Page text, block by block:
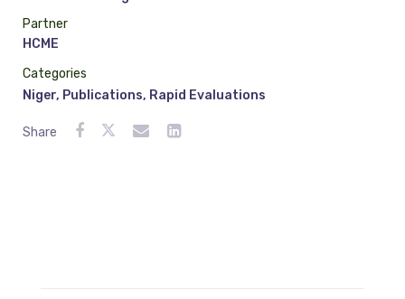
Partner
HCME
Categories
Niger, Publications, Rapid Evaluations
Share